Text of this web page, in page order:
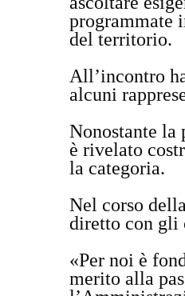
programmate
del territorio.
All’incontro
alcuni
Nonostante la
è rivelato
la categoria.
Nel corso
diretto con gli
«Per noi è
merito alla